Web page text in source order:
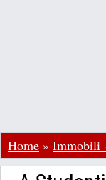
Home » Immobili